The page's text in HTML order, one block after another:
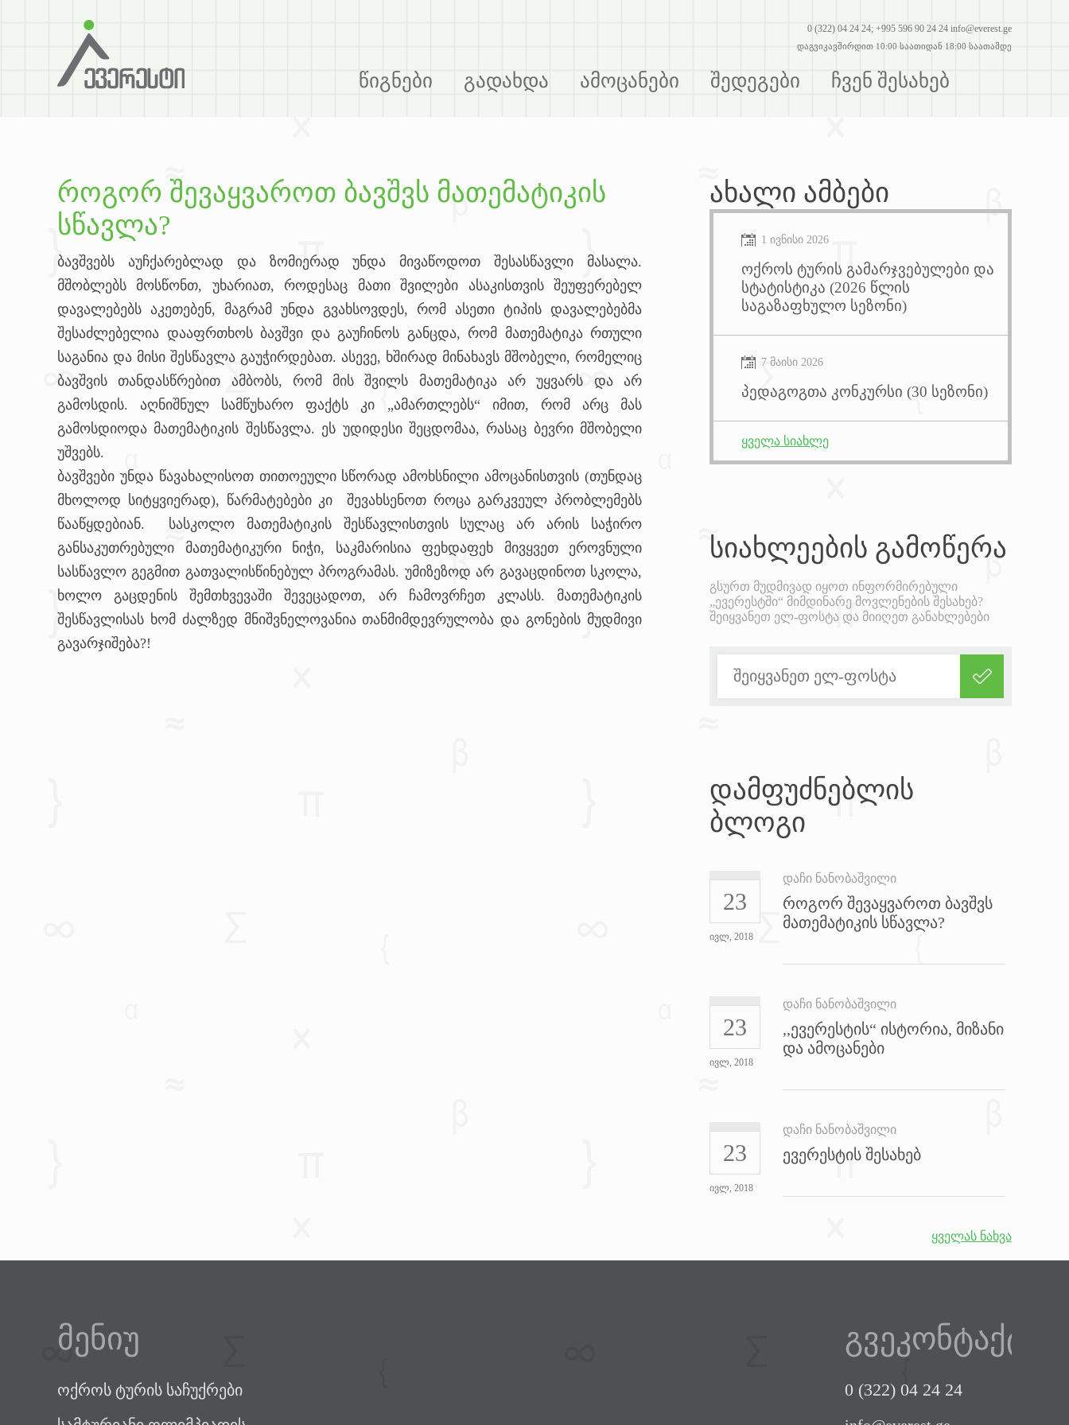
0 (322) 04 24 24; +995 596 90 24 24 info@everest.ge
დაგვიკავშირდით 10:00 საათიდან 18:00 საათამდე
წიგნები გადახდა ამოცანები შედეგები ჩვენ შესახებ
როგორ შევაყვაროთ ბავშვს მათემატიკის
სწავლა?
ბავშვებს აუჩქარებლად და ზომიერად უნდა მივაწოდოთ შესასწავლი მასალა.
მშობლებს მოსწონთ, უხარიათ, როდესაც მათი შვილები ასაკისთვის შეუფერებელ
დავალებებს აკეთებენ, მაგრამ უნდა გვახსოვდეს, რომ ასეთი ტიპის დავალებებმა
შესაძლებელია დააფრთხოს ბავშვი და გაუჩინოს განცდა, რომ მათემატიკა რთული
საგანია და მისი შესწავლა გაუჭირდებათ. ასევე, ხშირად მინახავს მშობელი, რომელიც
ბავშვის თანდასწრებით ამბობს, რომ მის შვილს მათემატიკა არ უყვარს და არ
გამოსდის. აღნიშნულ სამწუხარო ფაქტს კი „ამართლებს“ იმით, რომ არც მას
გამოსდიოდა მათემატიკის შესწავლა. ეს უდიდესი შეცდომაა, რასაც ბევრი მშობელი
უშვებს.
ბავშვები უნდა წავახალისოთ თითოეული სწორად ამოხსნილი ამოცანისთვის (თუნდაც
მხოლოდ სიტყვიერად), წარმატებები კი შევახსენოთ როცა გარკვეულ პრობლემებს
წააწყდებიან. სასკოლო მათემატიკის შესწავლისთვის სულაც არ არის საჭირო
განსაკუთრებული მათემატიკური ნიჭი, საკმარისია ფეხდაფეხ მივყვეთ ეროვნული
სასწავლო გეგმით გათვალისწინებულ პროგრამას. უმიზეზოდ არ გავაცდინოთ სკოლა,
ხოლო გაცდენის შემთხვევაში შევეცადოთ, არ ჩამოვრჩეთ კლასს. მათემატიკის
შესწავლისას ხომ ძალზედ მნიშვნელოვანია თანმიმდევრულობა და გონების მუდმივი
გავარჯიშება?!
ახალი ამბები
1 ივნისი 2026
ოქროს ტურის გამარჯვებულები და
სტატისტიკა (2026 წლის
საგაზაფხულო სეზონი)
7 მაისი 2026
პედაგოგთა კონკურსი (30 სეზონი)
ყველა სიახლე
სიახლეების გამოწერა
გსურთ მუდმივად იყოთ ინფორმირებული
„ევერესტში“ მიმდინარე მოვლენების შესახებ?
შეიყვანეთ ელ-ფოსტა და მიიღეთ განახლებები
დამფუძნებლის
ბლოგი
23
ივლ, 2018
დაჩი ნანობაშვილი
როგორ შევაყვაროთ ბავშვს
მათემატიკის სწავლა?
23
ივლ, 2018
დაჩი ნანობაშვილი
,,ევერესტის“ ისტორია, მიზანი
და ამოცანები
23
ივლ, 2018
დაჩი ნანობაშვილი
ევერესტის შესახებ
ყველას ნახვა
მენიუ
ოქროს ტურის საჩუქრები
გვეკონტაქტეთ
0 (322) 04 24 24